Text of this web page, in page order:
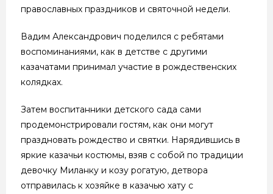
православных праздников и святочной недели.
Вадим Александрович поделился с ребятами
воспоминаниями, как в детстве с другими
казачатами принимал участие в рождественских
колядках.
Затем воспитанники детского сада сами
продемонстрировали гостям, как они могут
праздновать рождество и святки. Нарядившись в
яркие казачьи костюмы, взяв с собой по традиции
девочку Миланку и козу рогатую, детвора
отправилась к хозяйке в казачью хату с